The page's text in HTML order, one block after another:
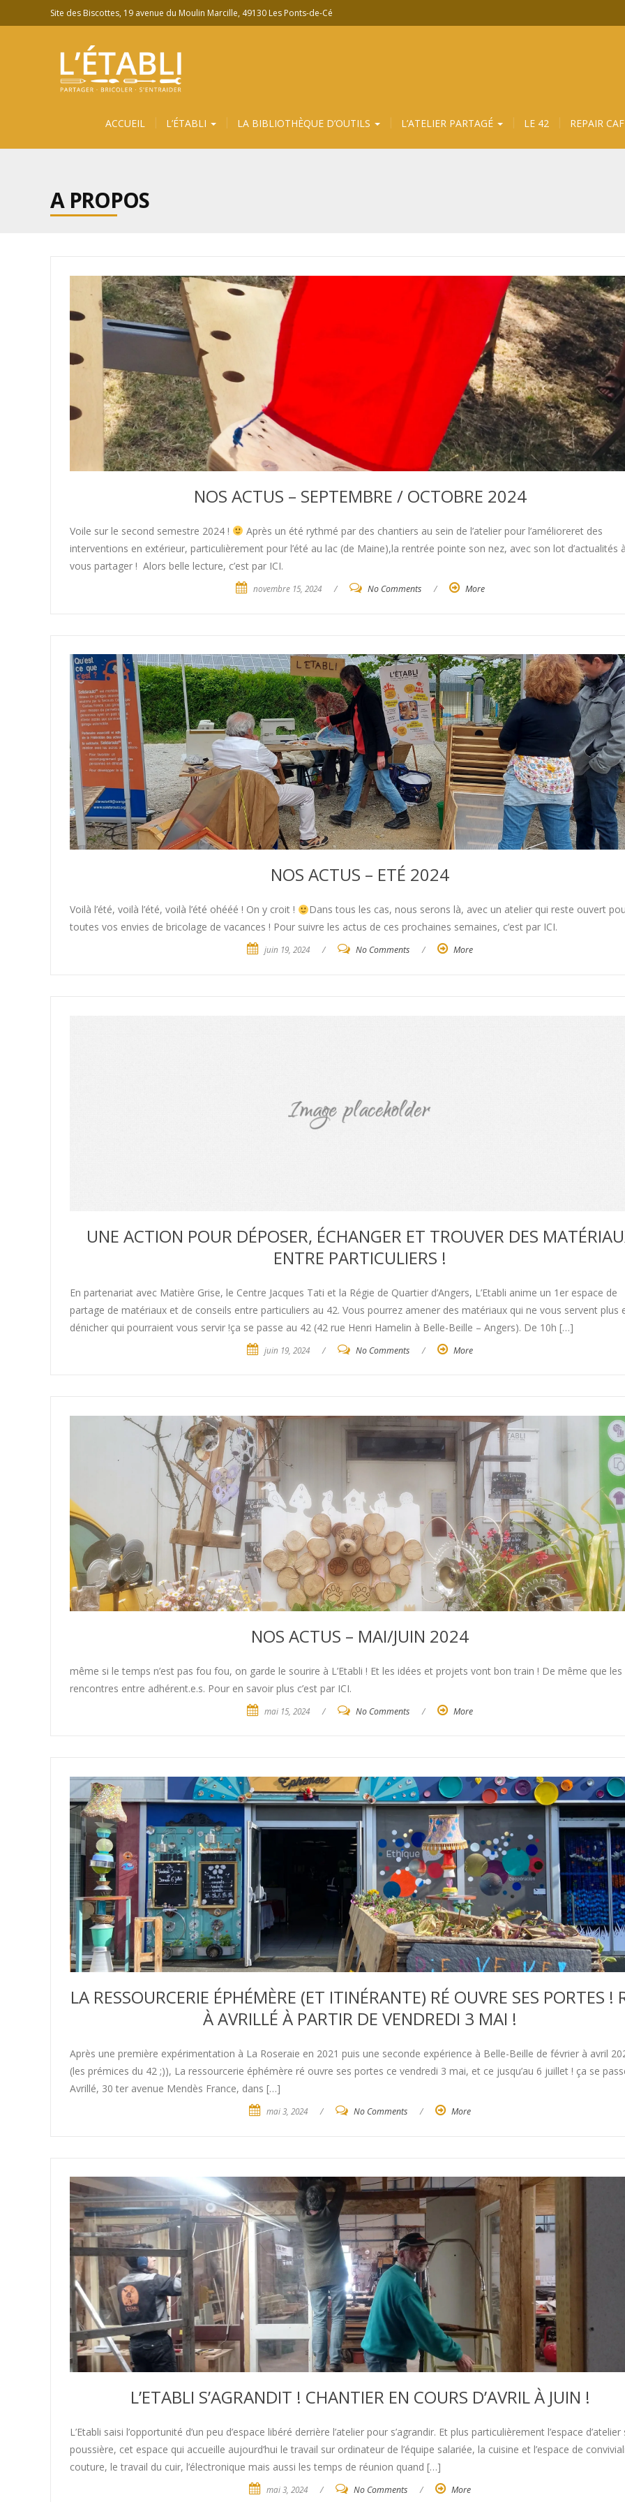
Site des Biscottes, 19 avenue du Moulin Marcille, 49130 Les Ponts-de-Cé
ACCUEIL L’ÉTABLI LA BIBLIOTHÈQUE D’OUTILS L’ATELIER PARTAGÉ LE 42 REPAIR
A PROPOS
NOS ACTUS – SEPTEMBRE / OCTOBRE 2024
Voile sur le second semestre 2024 !
Après un été rythmé par des chantiers au sein de l’atelier pour l’amélioreret des
interventions en extérieur, particulièrement pour l’été au lac (de Maine),la rentrée pointe son nez, avec son lot d’actualités
vous partager ! Alors belle lecture, c’est par ICI.
novembre 15, 2024 / No Comments / More
NOS ACTUS – ETÉ 2024
Voilà l’été, voilà l’été, voilà l’été ohééé ! On y croit !
Dans tous les cas, nous serons là, avec un atelier qui reste ouvert
toutes vos envies de bricolage de vacances ! Pour suivre les actus de ces prochaines semaines, c’est par ICI.
juin 19, 2024 / No Comments / More
UNE ACTION POUR DÉPOSER, ÉCHANGER ET TROUVER DES
ENTRE PARTICULIERS !
En partenariat avec Matière Grise, le Centre Jacques Tati et la Régie de Quartier d’Angers, L’Etabli anime un 1er espace de
partage de matériaux et de conseils entre particuliers au 42. Vous pourrez amener des matériaux qui ne vous servent plus
dénicher qui pourraient vous servir !ça se passe au 42 (42 rue Henri Hamelin à Belle-Beille – Angers). De 10h […]
juin 19, 2024 / No Comments / More
NOS ACTUS – MAI/JUIN 2024
même si le temps n’est pas fou fou, on garde le sourire à L’Etabli ! Et les idées et projets vont bon train ! De même que les
rencontres entre adhérent.e.s. Pour en savoir plus c’est par ICI.
mai 15, 2024 / No Comments / More
LA RESSOURCERIE ÉPHÉMÈRE (ET ITINÉRANTE) RÉ OUVRE SES PORTES !
À AVRILLÉ À PARTIR DE VENDREDI 3 MAI !
Après une première expérimentation à La Roseraie en 2021 puis une seconde expérience à Belle-Beille de février à avril
(les prémices du 42 ;)), La ressourcerie éphémère ré ouvre ses portes ce vendredi 3 mai, et ce jusqu’au 6 juillet ! ça se
Avrillé, 30 ter avenue Mendès France, dans […]
mai 3, 2024 / No Comments / More
L’ETABLI S’AGRANDIT ! CHANTIER EN COURS D’AVRIL À JUIN !
L’Etabli saisi l’opportunité d’un peu d’espace libéré derrière l’atelier pour s’agrandir. Et plus particulièrement l’espace d’atelier
poussière, cet espace qui accueille aujourd’hui le travail sur ordinateur de l’équipe salariée, la cuisine et l’espace de
couture, le travail du cuir, l’électronique mais aussi les temps de réunion quand […]
mai 3, 2024 / No Comments / More